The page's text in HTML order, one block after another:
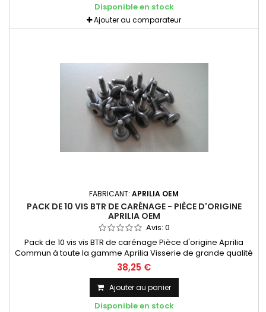
Disponible en stock
Ajouter au comparateur
FABRICANT: APRILIA OEM
PACK DE 10 VIS BTR DE CARÉNAGE - PIÈCE D'ORIGINE
APRILIA OEM
Avis: 0
Pack de 10 vis vis BTR de carénage Pièce d'origine Aprilia
Commun à toute la gamme Aprilia Visserie de grande qualité
Visserie d'origine
38,25 €
Ajouter au panier
Disponible en stock